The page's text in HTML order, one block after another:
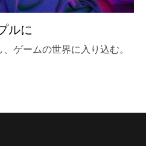
ルに
ゲームの世界に入り込む。
ます